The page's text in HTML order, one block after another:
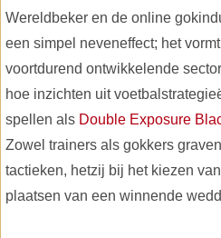
Wereldbeker en de online
een simpel neveneffect; het
voortdurend ontwikkelende
hoe inzichten uit
spellen als Double Exposure
Zowel trainers als gokkers
tactieken, hetzij bij het kiezen
plaatsen van een winnende